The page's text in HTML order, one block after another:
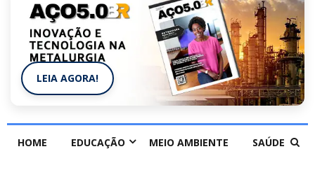
LEIA AGORA!
HOME EDUCAÇÃO MEIO AMBIENTE SAÚDE